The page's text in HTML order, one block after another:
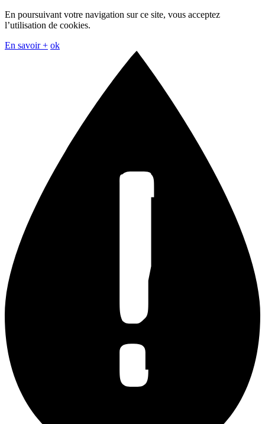
En poursuivant votre navigation sur ce site, vous acceptez
l’utilisation de cookies.
En savoir + ok